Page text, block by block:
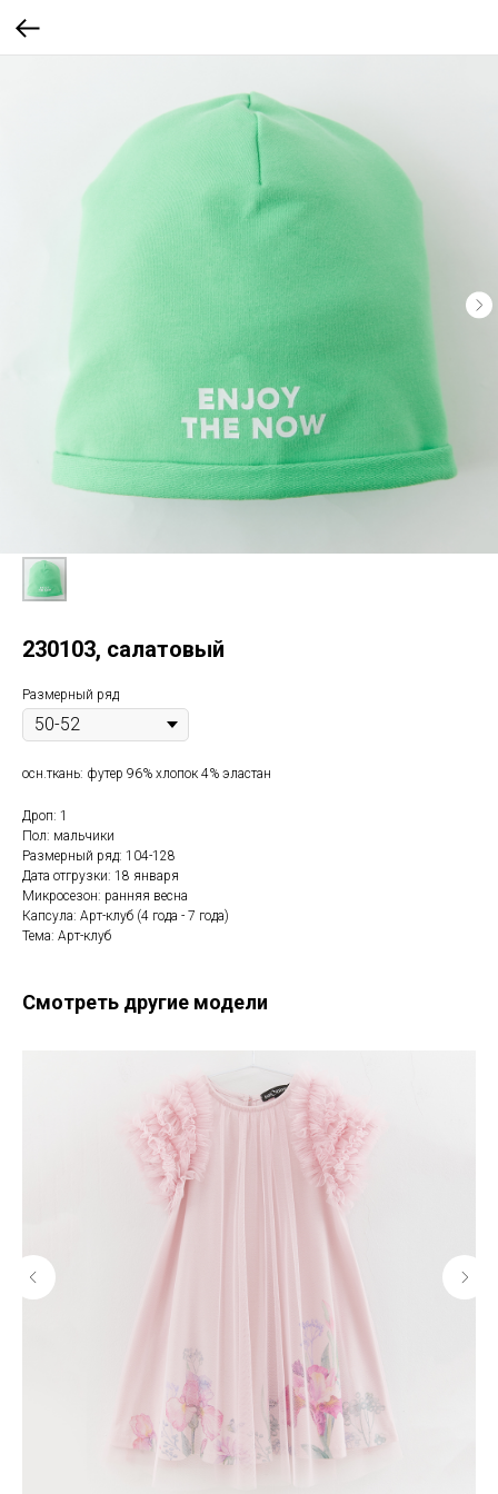
230103, салатовый
Размерный ряд
осн.ткань: футер 96% хлопок 4% эластан
Дроп: 1
Пол: мальчики
Размерный ряд: 104-128
Дата отгрузки: 18 января
Микросезон: ранняя весна
Капсула: Арт-клуб (4 года - 7 года)
Тема: Арт-клуб
Смотреть другие модели